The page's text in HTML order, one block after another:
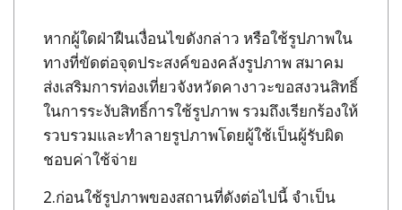
หากผู้ใดฝ่าฝืนเงื่อนไขดังกล่าว หรือใช้รูปภาพใน
ทางที่ขัดต่อจุดประสงค์ของคลังรูปภาพ สมาคม
ส่งเสริมการท่องเที่ยวจังหวัดคางาวะขอสงวนสิทธิ์
ในการระงับสิทธิ์การใช้รูปภาพ รวมถึงเรียกร้องให้
รวบรวมและทำลายรูปภาพโดยผู้ใช้เป็นผู้รับผิด
ชอบค่าใช้จ่าย
ก่อนใช้รูปภาพของสถานที่ดังต่อไปนี้ จำเป็น